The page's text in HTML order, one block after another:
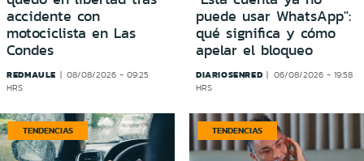
accidente con
motociclista en Las
Condes
REDMAULE
08/08/2026 - 09:25
HRS
puede usar WhatsApp":
qué significa y cómo
apelar el bloqueo
DIARIOSENRED
06/08/2026 - 19:58
HRS
TENDENCIAS TENDENCIAS